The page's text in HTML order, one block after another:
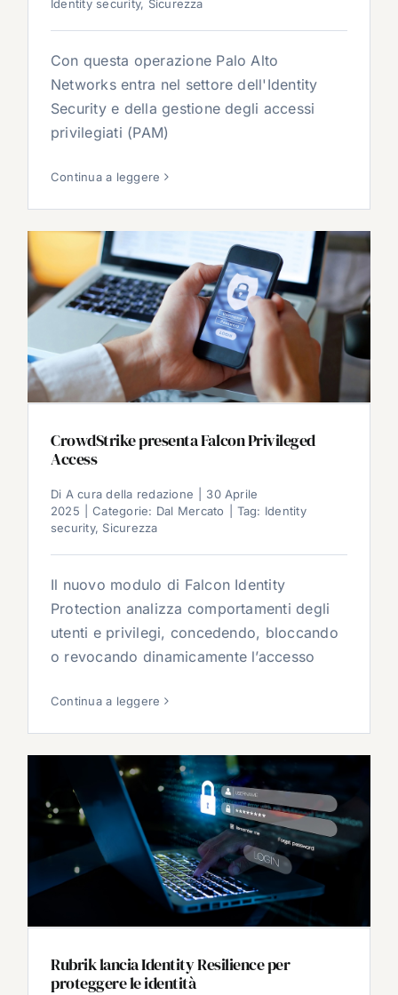
Identity security, Sicurezza
Con questa operazione Palo Alto
Networks entra nel settore dell'Identity
Security e della gestione degli accessi
privilegiati (PAM)
Continua a leggere
CrowdStrike presenta Falcon Privileged
Access
Di A cura della redazione
30 Aprile
2025
Categorie: Dal Mercato Tag: Identity
security, Sicurezza
Il nuovo modulo di Falcon Identity
Protection analizza comportamenti degli
utenti e privilegi, concedendo, bloccando
o revocando dinamicamente l’accesso
Continua a leggere
Rubrik lancia Identity Resilience per
proteggere le identità